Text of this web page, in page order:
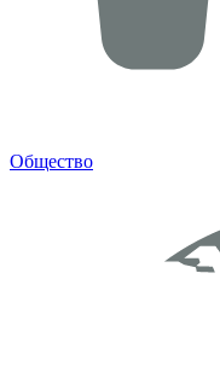
Общество